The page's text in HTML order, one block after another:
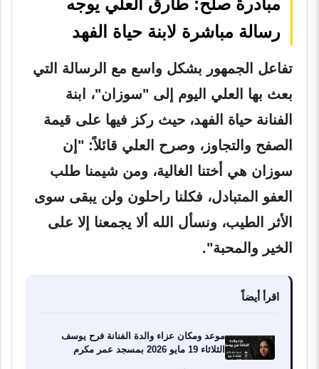
مبادرة صلح: طارق العلي يوجه
رسالة مباشرة لابنة حياة الفهد
تفاعل الجمهور بشكل واسع مع الرسالة التي
بعث بها العلي اليوم إلى "سوزان"، ابنة
الفنانة حياة الفهد، حيث ركز فيها على قيمة
الصفح والتجاوز، وصرح العلي قائلاً: "إن
سوزان هي أختنا الغالية، ومن شيمنا طلب
العفو المتبادل، فكلنا راحلون ولن يبقى سوى
الأثر الطيب، ونسأل الله ألا يجمعنا إلا على
الخير والمحبة".
اقرأ أيضاً
موعد ومكان عزاء والدة الفنانة فرح يوسف
الثلاثاء 19 مايو 2026 بمسجد عمر مكرم